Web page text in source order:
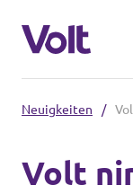
Volt
Neuigkeiten /
Volt